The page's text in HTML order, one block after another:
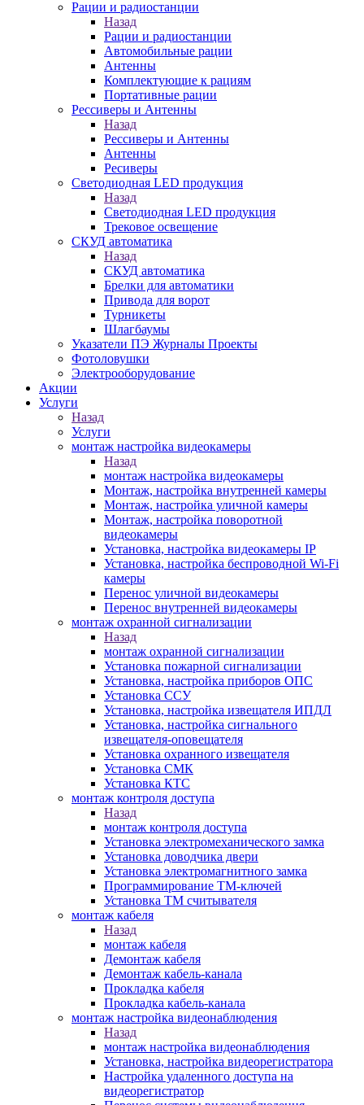
Рации и радиостанции
Назад
Рации и радиостанции
Автомобильные рации
Антенны
Комплектующие к рациям
Портативные рации
Рессиверы и Антенны
Назад
Рессиверы и Антенны
Антенны
Ресиверы
Светодиодная LED продукция
Назад
Светодиодная LED продукция
Трековое освещение
СКУД автоматика
Назад
СКУД автоматика
Брелки для автоматики
Привода для ворот
Турникеты
Шлагбаумы
Указатели ПЭ Журналы Проекты
Фотоловушки
Электрооборудование
Акции
Услуги
Назад
Услуги
монтаж настройка видеокамеры
Назад
монтаж настройка видеокамеры
Монтаж, настройка внутренней камеры
Монтаж, настройка уличной камеры
Монтаж, настройка поворотной
видеокамеры
Установка, настройка видеокамеры IP
Установка, настройка беспроводной Wi-Fi
камеры
Перенос уличной видеокамеры
Перенос внутренней видеокамеры
монтаж охранной сигнализации
Назад
монтаж охранной сигнализации
Установка пожарной сигнализации
Установка, настройка приборов ОПС
Установка ССУ
Установка, настройка извещателя ИПДЛ
Установка, настройка сигнального
извещателя-оповещателя
Установка охранного извещателя
Установка СМК
Установка КТС
монтаж контроля доступа
Назад
монтаж контроля доступа
Установка электромеханического замка
Установка доводчика двери
Установка электромагнитного замка
Программирование ТМ-ключей
Установка ТМ считывателя
монтаж кабеля
Назад
монтаж кабеля
Демонтаж кабеля
Демонтаж кабель-канала
Прокладка кабеля
Прокладка кабель-канала
монтаж настройка видеонаблюдения
Назад
монтаж настройка видеонаблюдения
Установка, настройка видеорегистратора
Настройка удаленного доступа на
видеорегистратор